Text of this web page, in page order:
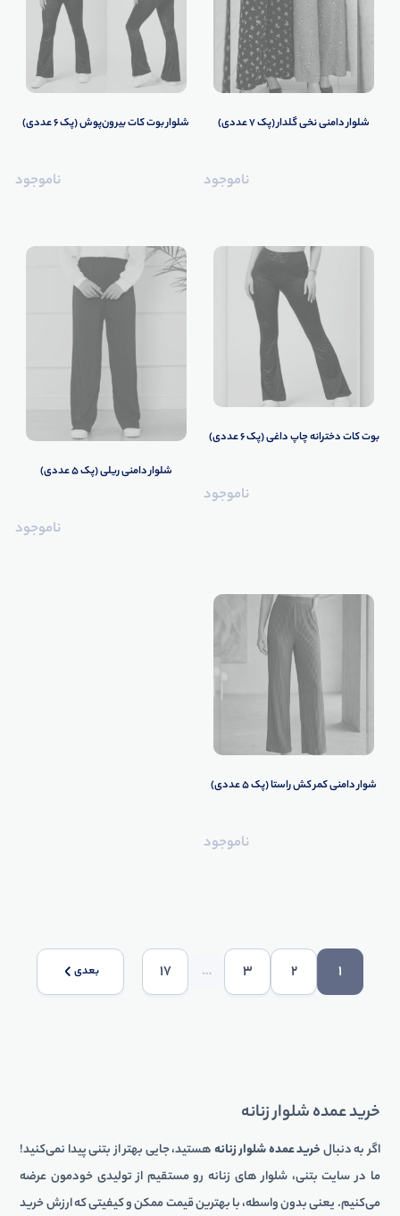
شلوار دامنی نخی گلدار (پک 7 عددی)
ناموجود
شلوار بوت کات بیرون‌پوش (پک 6 عددی)
ناموجود
بوت کات دخترانه چاپ داغی (پک 6 عددی)
ناموجود
شلوار دامنی ریلی (پک 5 عددی)
ناموجود
شوار دامنی کمر کش راستا (پک 5 عددی)
ناموجود
1
2
3
…
17 بعدی
خرید عمده شلوار زنانه
اگر به دنبالخرید عمده شلوار زنانههستید، جایی بهتر از بتنی پیدا نمی‌کنید!
ما در سایت بتنی، شلوار های زنانه رو مستقیم از تولیدی خودمون عرضه
می‌کنیم. یعنی بدون واسطه، با بهترین قیمت ممکن و کیفیتی که ارزش خرید